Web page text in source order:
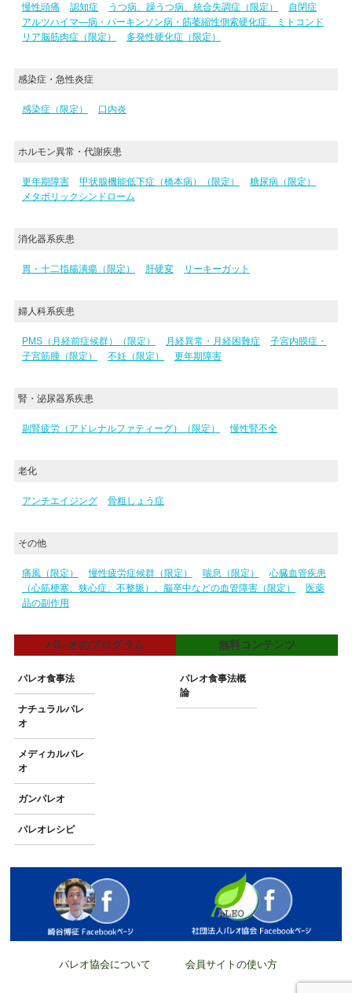
慢性頭痛 認知症 うつ病、躁うつ病、統合失調症（限定）
自閉症
アルツハイマ―病・パーキンソン病・筋萎縮性側索硬化症、ミトコンド
リア脳筋肉症（限定）
多発性硬化症（限定）
感染症・急性炎症
感染症（限定） 口内炎
ホルモン異常・代謝疾患
更年期障害 甲状腺機能低下症（橋本病）（限定）
糖尿病（限定）
メタボリックシンドローム
消化器系疾患
胃・十二指腸潰瘍（限定） 肝硬変 リーキーガット
婦人科系疾患
PMS（月経前症候群）（限定） 月経異常・月経困難症
子宮内膜症・
子宮筋腫（限定）
不妊（限定） 更年期障害
腎・泌尿器系疾患
副腎疲労（アドレナルファティーグ）（限定） 慢性腎不全
老化
アンチエイジング 骨粗しょう症
その他
痛風（限定） 慢性疲労症候群（限定） 喘息（限定）
心臓血管疾患
（心筋梗塞、狭心症、不整脈）、脳卒中などの血管障害（限定）
医薬
品の副作用
パレオのプログラム
パレオ食事法
ナチュラルパレ
オ
メディカルパレ
オ
ガンパレオ
パレオレシピ
無料コンテンツ
パレオ食事法概
論
パレオ協会について 会員サイトの使い方